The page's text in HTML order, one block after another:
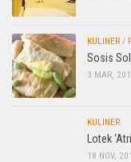
KULINER /
Sosis
3 MAR,
KULINER
Lotek
18 NOV,